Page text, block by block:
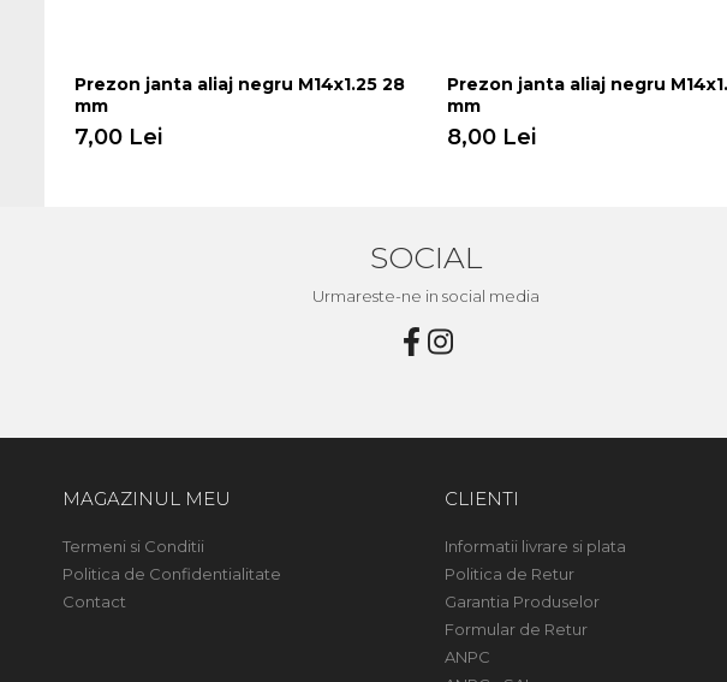
Prezon janta aliaj negru M14x1.25 28
mm
7,00 Lei
Prezon janta aliaj negru
mm
8,00 Lei
SOCIAL
Urmareste-ne in social media
MAGAZINUL MEU
Termeni si Conditii
Politica de Confidentialitate
Contact
CLIENTI
Informatii livrare si plata
Politica de Retur
Garantia Produselor
Formular de Retur
ANPC